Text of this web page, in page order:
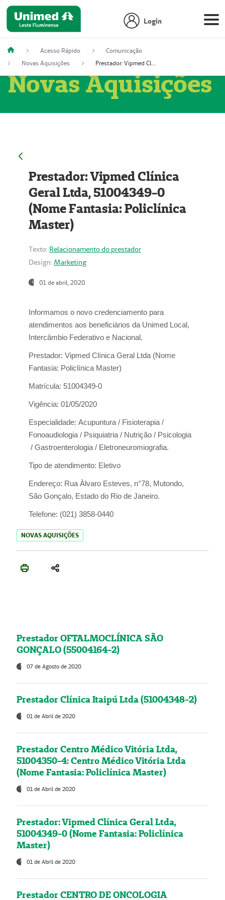
Login
Acesso Rápido
Comunicação
Novas Aquisições
Prestador: Vipmed Clínica Geral Ltda, 51004349-0 (Nome Fantasia: Policlínica Master)
Novas Aquisições
Prestador: Vipmed Clínica
Geral Ltda, 51004349-0
(Nome Fantasia: Policlínica
Master)
Texto: Relacionamento do prestador
Design: Marketing
01 de abril, 2020
Informamos o novo credenciamento para
atendimentos aos beneficiários da Unimed Local,
Intercâmbio Federativo e Nacional.
Prestador: Vipmed Clínica Geral Ltda (Nome
Fantasia: Policlínica Master)
Matrícula: 51004349-0
Vigência: 01/05/2020
Especialidade: Acupuntura / Fisioterapia /
Fonoaudiologia / Psiquiatria / Nutrição / Psicologia
/ Gastroenterologia / Eletroneuromiografia.
Tipo de atendimento: Eletivo
Endereço: Rua Àlvaro Esteves, n°78, Mutondo,
São Gonçalo, Estado do Rio de Janeiro.
Telefone: (021) 3858-0440
NOVAS AQUISIÇÕES
Prestador OFTALMOCLÍNICA SÃO
GONÇALO (55004164-2)
07 de Agosto de 2020
Prestador Clínica Itaipú Ltda (51004348-2)
01 de Abril de 2020
Prestador Centro Médico Vitória Ltda,
51004350-4: Centro Médico Vitória Ltda
(Nome Fantasia: Policlínica Master)
01 de Abril de 2020
Prestador: Vipmed Clínica Geral Ltda,
51004349-0 (Nome Fantasia: Policlínica
Master)
01 de Abril de 2020
Prestador CENTRO DE ONCOLOGIA